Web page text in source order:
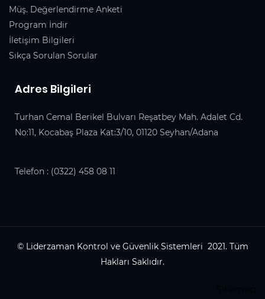
Müş. Değerlendirme Anketi
Program İndir
İletişim Bilgileri
Sıkça Sorulan Sorular
Adres Bilgileri
Turhan Cemal Berikel Bulvarı Reşatbey Mah. Adalet Cd.
No:11, Kocabaş Plaza Kat:3/10, 01120 Seyhan/Adana
Telefon : (0322) 458 08 11
© Liderzaman Kontrol ve Güvenlik Sistemleri 2021. Tüm
Hakları Saklıdır.